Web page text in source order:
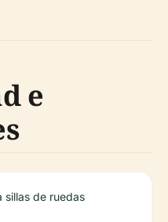
e
sillas de ruedas